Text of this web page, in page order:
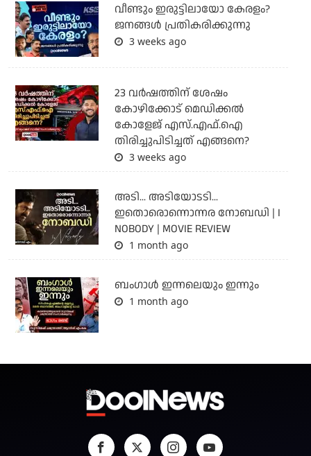
വീണ്ടും ഇരുട്ടിലായോ കേരളം?
ജനങ്ങൾ പ്രതികരിക്കുന്നു
3 weeks ago
23 വർഷത്തിന് ശേഷം
കോഴിക്കോട് മെഡിക്കൽ
കോളേജ് എസ്.എഫ്.ഐ
തിരിച്ചുപിടിച്ചത് എങ്ങനെ?
3 weeks ago
അടി... അടിയോടടി...
ഇതൊരൊന്നൊന്നര നോബഡി | I
NOBODY | MOVIE REVIEW
1 month ago
ബംഗാള്‍ ഇന്നലെയും ഇന്നും
1 month ago